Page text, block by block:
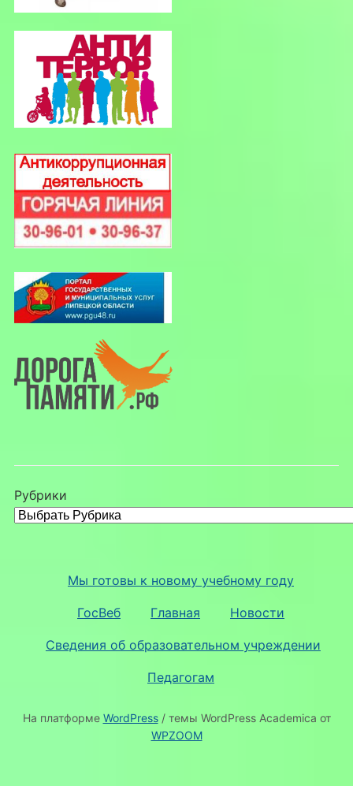
Рубрики
Мы готовы к новому учебному году
ГосВеб Главная Новости
Сведения об образовательном учреждении
Педагогам
На платформе WordPress/ темы WordPress Academica от
WPZOOM